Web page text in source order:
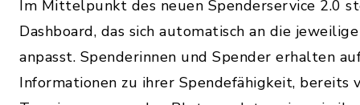
Im Mittelpunkt des neuen Spenderservice 2.0
Dashboard, das sich automatisch an die
anpasst. Spenderinnen und Spender erhalten
Informationen zu ihrer Spendefähigkeit, bereits